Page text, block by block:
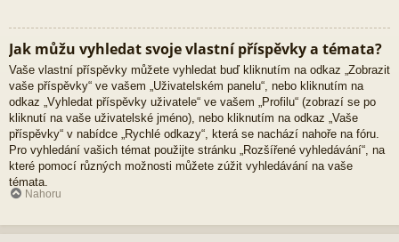
Jak můžu vyhledat svoje vlastní příspěvky a témata?
Vaše vlastní příspěvky můžete vyhledat buď kliknutím na odkaz „Zobrazit
vaše příspěvky“ ve vašem „Uživatelském panelu“, nebo kliknutím na
odkaz „Vyhledat příspěvky uživatele“ ve vašem „Profilu“ (zobrazí se po
kliknutí na vaše uživatelské jméno), nebo kliknutím na odkaz „Vaše
příspěvky“ v nabídce „Rychlé odkazy“, která se nachází nahoře na fóru.
Pro vyhledání vašich témat použijte stránku „Rozšířené vyhledávání“, na
které pomocí různých možnosti můžete zúžit vyhledávání na vaše
témata.
Nahoru